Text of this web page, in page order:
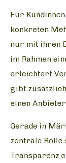
Für
konkreten
nur mit ihren
im Rahmen
erleichtert
gibt
einen Anbieter.
Gerade in
zentrale Rolle
Transparenz